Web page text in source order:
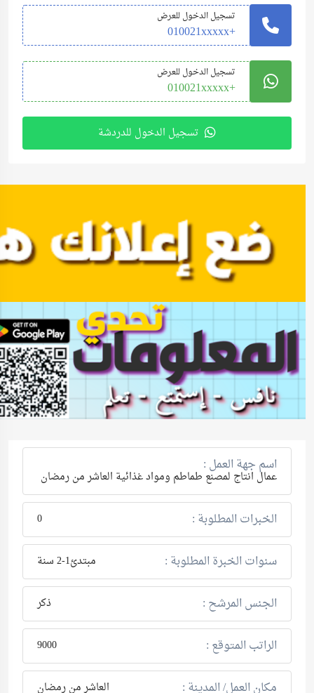
تسجيل الدخول للعرض
+010021xxxxx
تسجيل الدخول للعرض
+010021xxxxx
تسجيل الدخول للدردشة
اسم جهة العمل :
عمال انتاج لمصنع طماطم ومواد غذائية العاشر من رمضان
الخبرات المطلوبة : 0
سنوات الخبرة المطلوبة : مبتدئ1-2 سنة
الجنس المرشح : ذكر
الراتب المتوقع : 9000
مكان العمل/ المدينة : العاشر من رمضان